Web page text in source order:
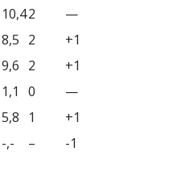
10,42
—
8,5 2
+1
9,6 2
+1
1,1 0
—
5,8 1
+1
-,- – -1